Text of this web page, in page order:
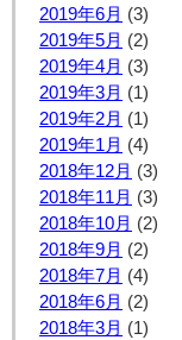
2019年6月 (3)
2019年5月 (2)
2019年4月 (3)
2019年3月 (1)
2019年2月 (1)
2019年1月 (4)
2018年12月 (3)
2018年11月 (3)
2018年10月 (2)
2018年9月 (2)
2018年7月 (4)
2018年6月 (2)
2018年3月 (1)